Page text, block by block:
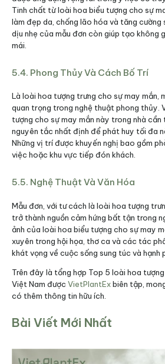
Tinh chất từ loài hoa biểu tượng cho sự
làm đẹp da, chống lão hóa và tăng cường
dịu nhẹ của mẫu đơn còn giúp tạo không
mái.
5.4. Phong Thủy Và Cách Bố Trí
Là loài hoa tượng trưng cho sự may mắn,
quan trọng trong nghệ thuật phong thủy.
tượng cho sự may mắn này trong nhà
nguyên tắc nhất định để phát huy tối đa
Những vị trí được khuyến nghị bao gồm
việc hoặc khu vực tiếp đón khách.
5.5. Nghệ Thuật Và Văn Hóa
Mẫu đơn, với tư cách là loài hoa tượng
trở thành nguồn cảm hứng bất tận trong
ảnh của loài hoa biểu tượng cho sự may
xuyên trong hội họa, thơ ca và các tác
khát vọng về cuộc sống sung túc và hạnh
Trên đây là tổng hợp Top 5 loài hoa
Việt Nam được VietPlantExbiên tập,
có thêm thông tin hữu ích.
Bài Viết Mới Nhất